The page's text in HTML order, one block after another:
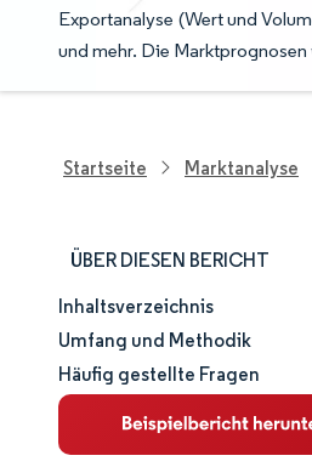
Exportanalyse (Wert und
und mehr. Die
Startseite Marktanalyse
ÜBER DIESEN BERICHT
Marktgröße und -anteil
Marktanalyse
Trends und Einblicke
Inhaltsverzeichnis
Umfang und Methodik
Häufig gestellte Fragen